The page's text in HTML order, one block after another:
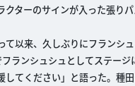
ターのサインが入った張り
以来、久しぶりにフランシ
ランシュシュとしてステー
てください」と語った。種